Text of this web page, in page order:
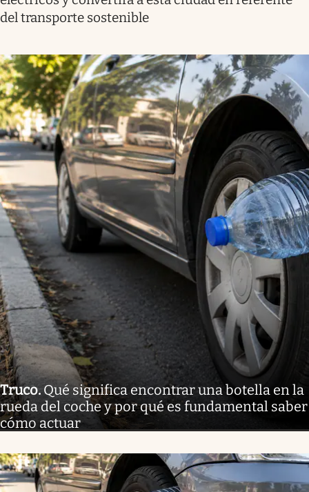
del transporte sostenible
Truco.Qué significa encontrar una botella en la
rueda del coche y por qué es fundamental saber
cómo actuar